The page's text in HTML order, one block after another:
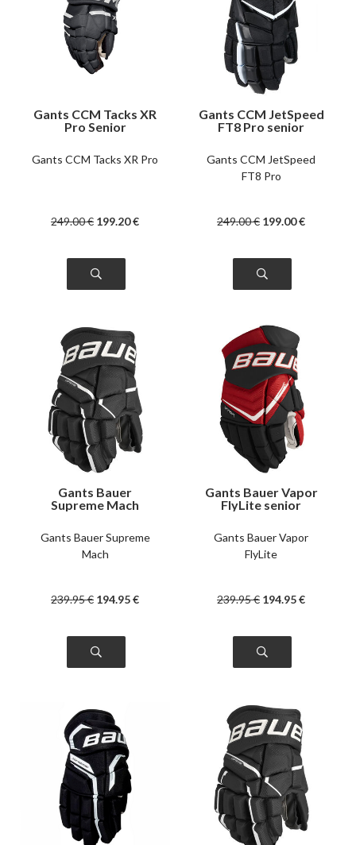
Gants CCM Tacks XR
Pro Senior
Gants CCM Tacks XR Pro
249.00€ 199.20€
Gants CCM JetSpeed
FT8 Pro senior
Gants CCM JetSpeed
FT8 Pro
249.00€ 199.00€
Gants Bauer
Supreme Mach
Gants Bauer Supreme
Mach
239.95€ 194.95€
Gants Bauer Vapor
FlyLite senior
Gants Bauer Vapor
FlyLite
239.95€ 194.95€